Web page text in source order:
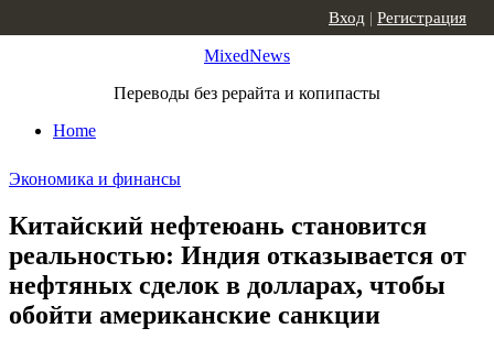
MixedNews
Переводы без рерайта и копипасты
Home
Вход | Регистрация
Экономика и финансы
Китайский нефтеюань становится
реальностью: Индия отказывается от
нефтяных сделок в долларах, чтобы
обойти американские санкции